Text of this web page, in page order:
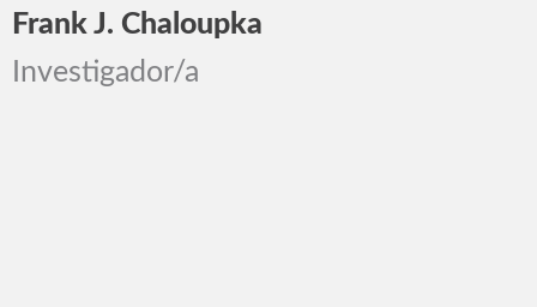
Frank J. Chaloupka
Investigador/a